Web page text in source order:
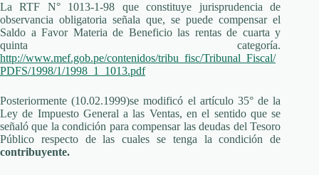
La RTF N° 1013-1-98 que constituye jurisprudencia de
observancia obligatoria señala que, se puede compensar el
Saldo a Favor Materia de Beneficio las rentas de cuarta y
quinta categoría.
http://www.mef.gob.pe/contenidos/tribu_fisc/Tribunal_Fiscal/
PDFS/1998/1/1998_1_1013.pdf
Posteriormente (10.02.1999)se modificó el artículo 35° de la
Ley de Impuesto General a las Ventas, en el sentido que se
señaló que la condición para compensar las deudas del Tesoro
Público respecto de las cuales se tenga la condición de
contribuyente.